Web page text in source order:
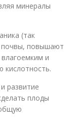
минералы
(так
почвы, повышают
и
кислотность.
развитие
плоды